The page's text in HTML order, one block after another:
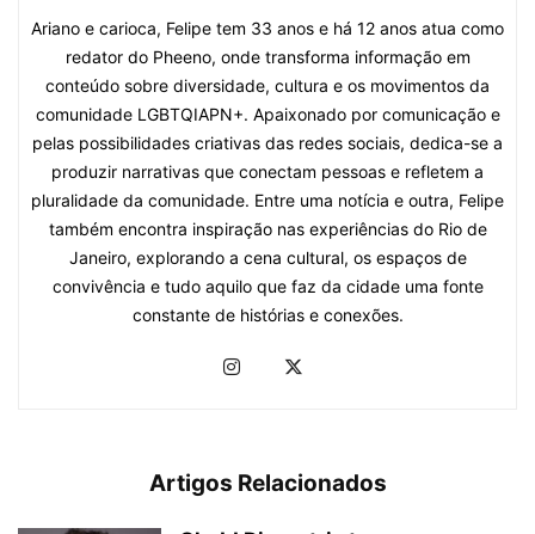
Ariano e carioca, Felipe tem 33 anos e há 12 anos atua como
redator do Pheeno, onde transforma informação em
conteúdo sobre diversidade, cultura e os movimentos da
comunidade LGBTQIAPN+. Apaixonado por comunicação e
pelas possibilidades criativas das redes sociais, dedica-se a
produzir narrativas que conectam pessoas e refletem a
pluralidade da comunidade. Entre uma notícia e outra, Felipe
também encontra inspiração nas experiências do Rio de
Janeiro, explorando a cena cultural, os espaços de
convivência e tudo aquilo que faz da cidade uma fonte
constante de histórias e conexões.
Artigos Relacionados